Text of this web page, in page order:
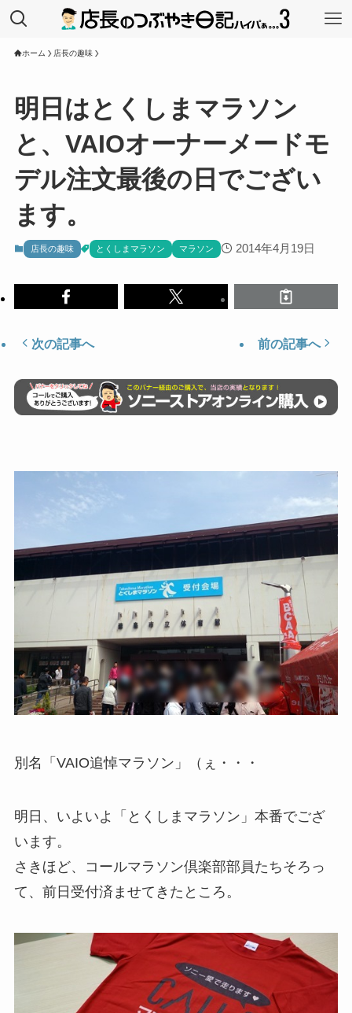
ホーム 店長の趣味
明日はとくしまマラソン
と、VAIOオーナーメードモ
デル注文最後の日でござい
ます。
店長の趣味 とくしまマラソン マラソン 2014年4月19日
次の記事へ 前の記事へ
別名「VAIO追悼マラソン」（ぇ・・・
明日、いよいよ「とくしまマラソン」本番でござ
います。
さきほど、コールマラソン倶楽部部員たちそろっ
て、前日受付済ませてきたところ。